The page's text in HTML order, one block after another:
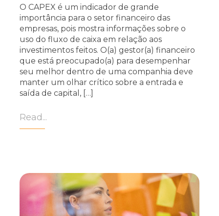
O CAPEX é um indicador de grande
importância para o setor financeiro das
empresas, pois mostra informações sobre o
uso do fluxo de caixa em relação aos
investimentos feitos. O(a) gestor(a) financeiro
que está preocupado(a) para desempenhar
seu melhor dentro de uma companhia deve
manter um olhar crítico sobre a entrada e
saída de capital, […]
Read...